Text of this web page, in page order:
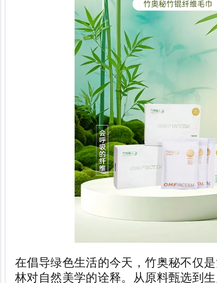
在倡导绿色生活的今天，竹奥秘不仅
林对自然美学的诠释。从原料甄选到